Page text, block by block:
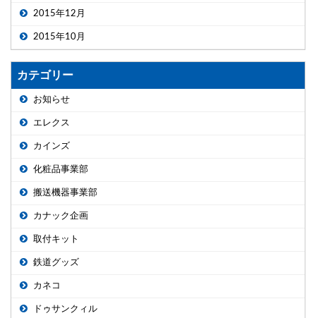
2015年12月
2015年10月
カテゴリー
お知らせ
エレクス
カインズ
化粧品事業部
搬送機器事業部
カナック企画
取付キット
鉄道グッズ
カネコ
ドゥサンクィル